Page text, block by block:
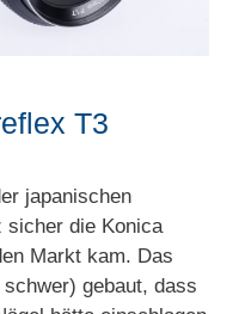
T3
japanischen
sicher die Konica
Markt kam. Das
gebaut, dass